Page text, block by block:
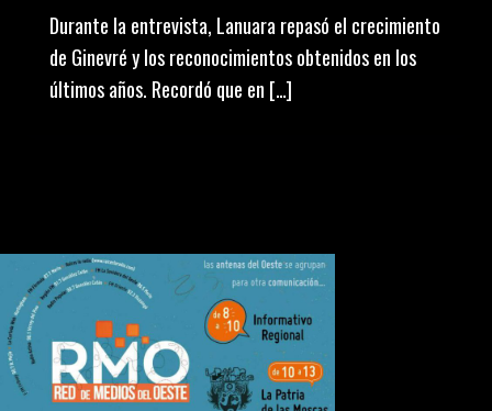
Durante la entrevista, Lanuara repasó el crecimiento
de Ginevré y los reconocimientos obtenidos en los
últimos años. Recordó que en […]